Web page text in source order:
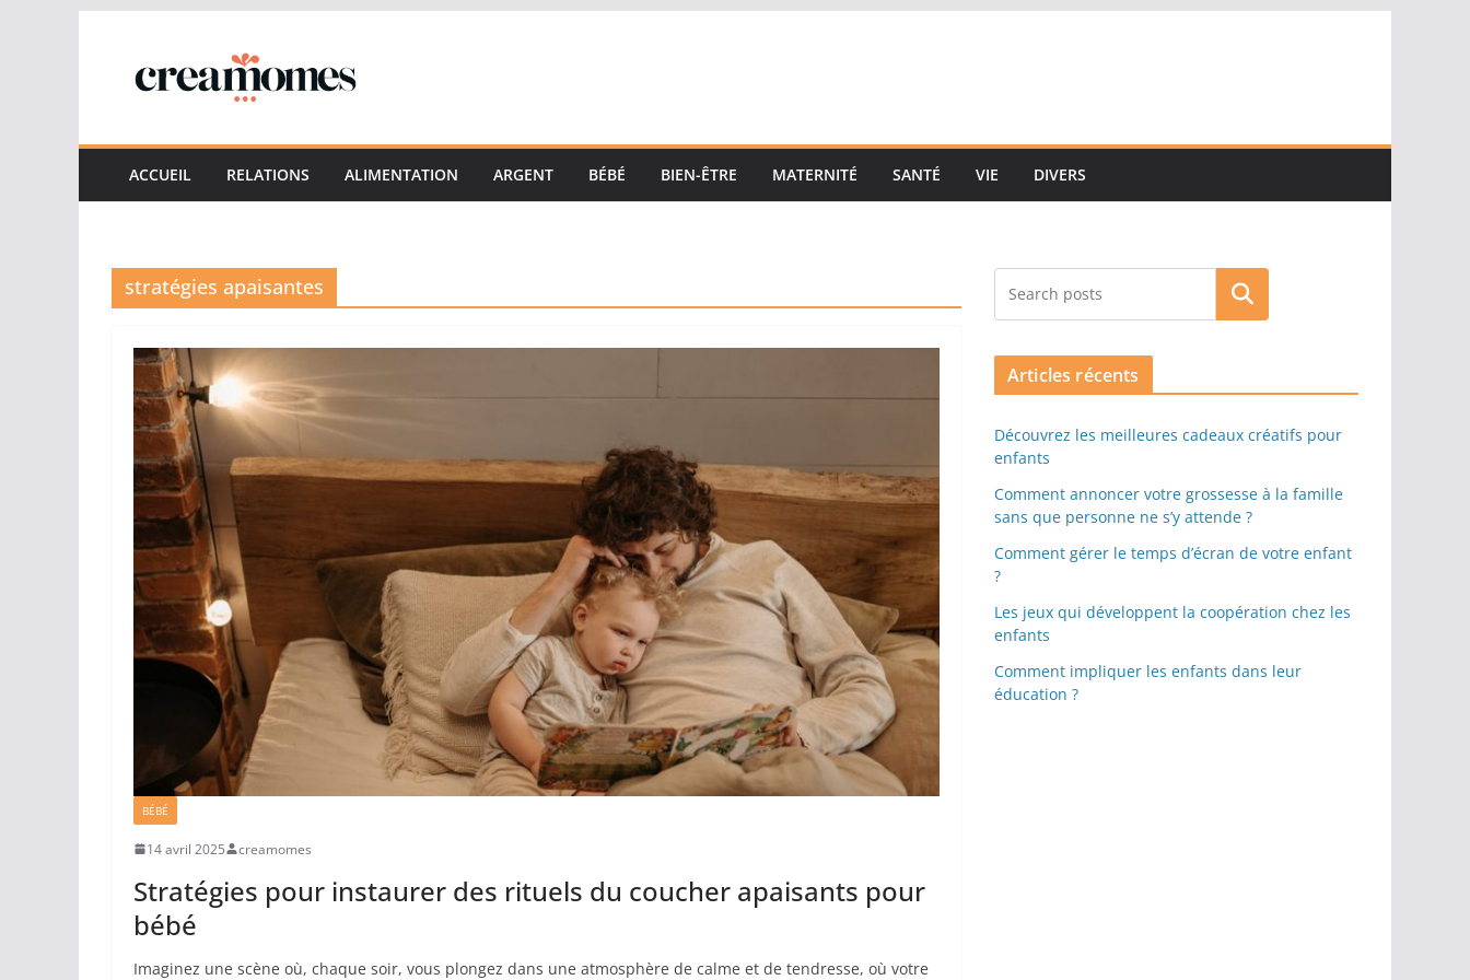
contenu
ACCUEIL RELATIONS ALIMENTATION ARGENT BÉBÉ BIEN-ÊTRE MATERNITÉ SANTÉ VIE DIVERS
stratégies apaisantes
BÉBÉ
14 avril 2025 creamomes
Stratégies pour instaurer des rituels du coucher apaisants pour
bébé
Imaginez une scène où, chaque soir, vous plongez dans une atmosphère de calme et de tendresse, où votre
Rechercher
Articles récents
Découvrez les meilleures cadeaux créatifs pour
enfants
Comment annoncer votre grossesse à la famille
sans que personne ne s’y attende ?
Comment gérer le temps d’écran de votre enfant
?
Les jeux qui développent la coopération chez les
enfants
Comment impliquer les enfants dans leur
éducation ?